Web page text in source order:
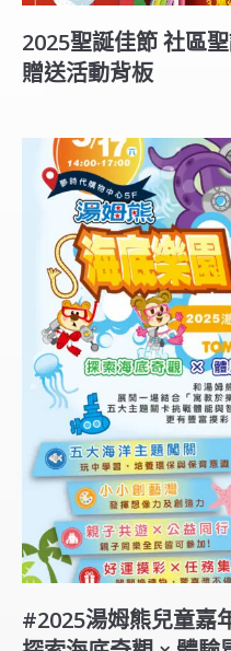
2025聖誕佳節 社區
贈送活動背板
#2025湯姆熊兒童嘉